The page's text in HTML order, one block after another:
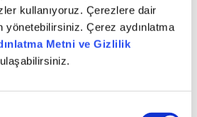
kullanıyoruz. Çerezlere dair
yönetebilirsiniz. Çerez aydınlatma
Metni ve Gizlilik